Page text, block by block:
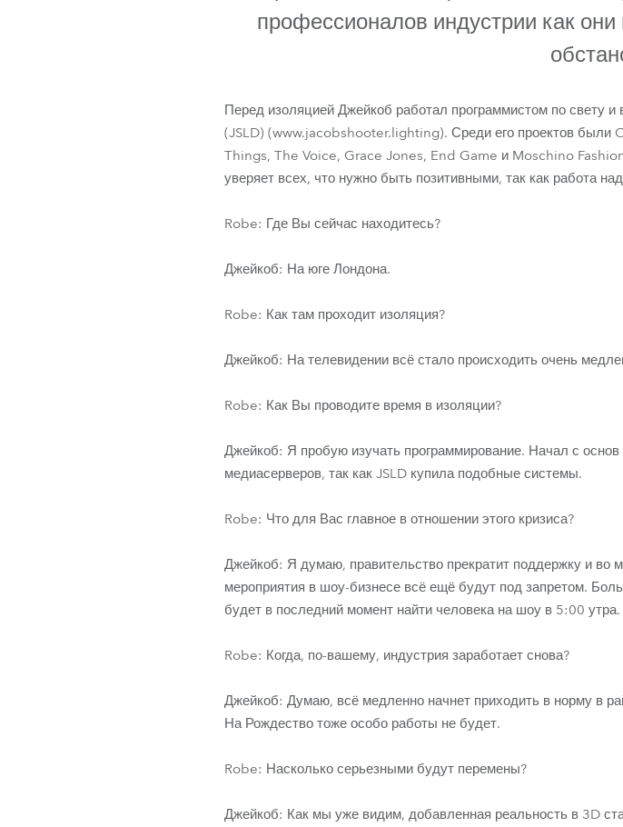
ProMotion Lighting
профессионалов индустрии как
Перед изоляцией Джейкоб работал программистом по свету
(JSLD) (www.jacobshooter.lighting). Среди его проектов
Things, The Voice, Grace Jones, End Game и Moschino
уверяет всех, что нужно быть позитивными, так как работа
Robe: Где Вы сейчас находитесь?
Джейкоб: На юге Лондона.
Robe: Как там проходит изоляция?
Джейкоб: На телевидении всё стало происходить очень
Robe: Как Вы проводите время в изоляции?
Джейкоб: Я пробую изучать программирование. Начал с
медиасерверов, так как JSLD купила подобные системы.
Robe: Что для Вас главное в отношении этого кризиса?
Джейкоб: Я думаю, правительство прекратит поддержку и во
мероприятия в шоу-бизнесе всё ещё будут под запретом.
будет в последний момент найти человека на шоу в 5:00 утра.
Robe: Когда, по-вашему, индустрия заработает снова?
Джейкоб: Думаю, всё медленно начнет приходить в норму в
На Рождество тоже особо работы не будет.
Robe: Насколько серьезными будут перемены?
Джейкоб: Как мы уже видим, добавленная реальность в 3D